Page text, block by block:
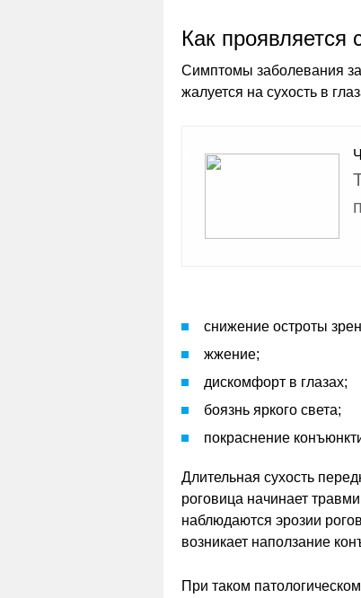
Как проявляется
Симптомы заболевания
жалуется на сухость в
снижение остроты
жжение;
дискомфорт в глазах;
боязнь яркого света;
покраснение
Длительная сухость
роговица начинает
наблюдаются эрозии
возникает наползание
При таком